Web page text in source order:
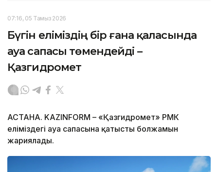
07:16, 05 Тамыз 2026
Бүгін еліміздің бір ғана қаласында
ауа сапасы төмендейді –
Қазгидромет
АСТАНА. KAZINFORM – «Қазгидромет» РМК
еліміздегі ауа сапасына қатысты болжамын
жариялады.